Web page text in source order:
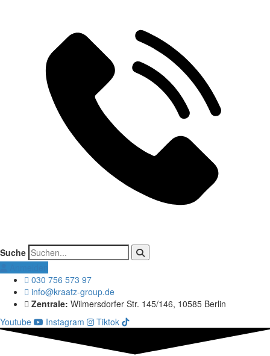
Suche
030 756 573 97
info@kraatz-group.de
Zentrale: Wilmersdorfer Str. 145/146, 10585 Berlin
Youtube
Instagram Tiktok